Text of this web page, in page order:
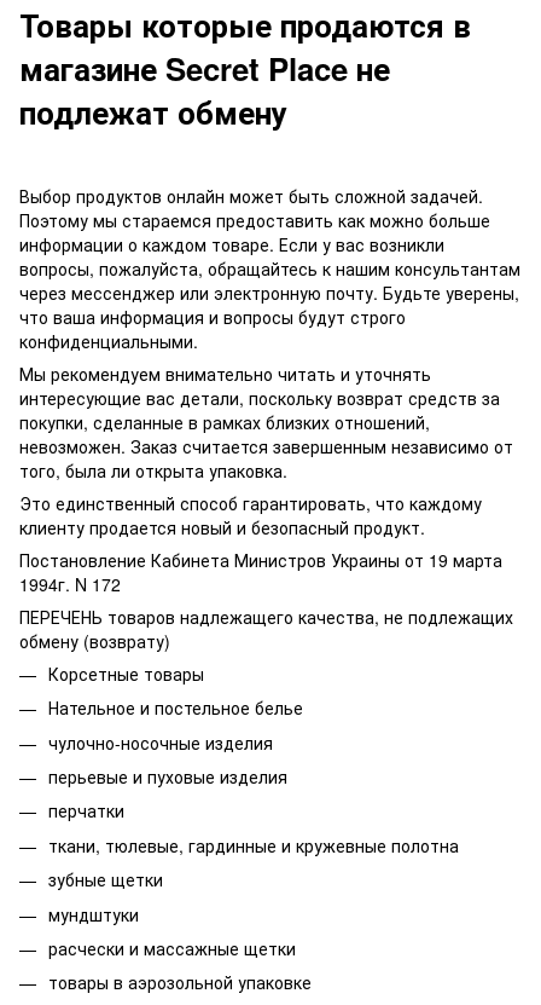
Товары которые продаются в
магазине Secret Place не
подлежат обмену
Выбор продуктов онлайн может быть сложной задачей.
Поэтому мы стараемся предоставить как можно больше
информации о каждом товаре. Если у вас возникли
вопросы, пожалуйста, обращайтесь к нашим консультантам
через мессенджер или электронную почту. Будьте уверены,
что ваша информация и вопросы будут строго
конфиденциальными.
Мы рекомендуем внимательно читать и уточнять
интересующие вас детали, поскольку возврат средств за
покупки, сделанные в рамках близких отношений,
невозможен. Заказ считается завершенным независимо от
того, была ли открыта упаковка.
Это единственный способ гарантировать, что каждому
клиенту продается новый и безопасный продукт.
Постановление Кабинета Министров Украины от 19 марта
1994г. N 172
ПЕРЕЧЕНЬ товаров надлежащего качества, не подлежащих
обмену (возврату)
Корсетные товары
Нательное и постельное белье
чулочно-носочные изделия
перьевые и пуховые изделия
перчатки
ткани, тюлевые, гардинные и кружевные полотна
зубные щетки
мундштуки
расчески и массажные щетки
товары в аэрозольной упаковке